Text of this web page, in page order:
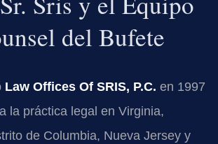
del Bufete
Law Offices Of SRIS, P.C. en 1997
la práctica legal en Virginia,
de Columbia, Nueva Jersey y